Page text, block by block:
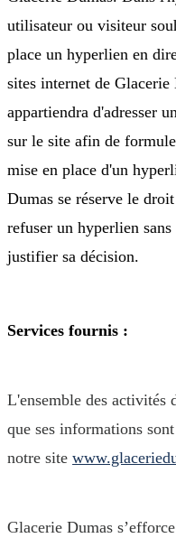
utilisateur ou visiteur
place un hyperlien en
sites internet de
appartiendra d'adresser
sur le site afin de
mise en place d'un
Dumas se réserve le
refuser un hyperlien
justifier sa décision.
Services fournis :
L'ensemble des activités
que ses informations
notre site
Glacerie Dumas